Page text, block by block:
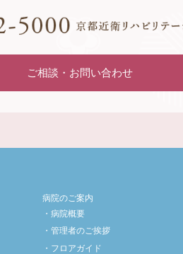
ご相談・お問い合わせ
病院のご案内
病院概要
管理者のご挨拶
フロアガイド